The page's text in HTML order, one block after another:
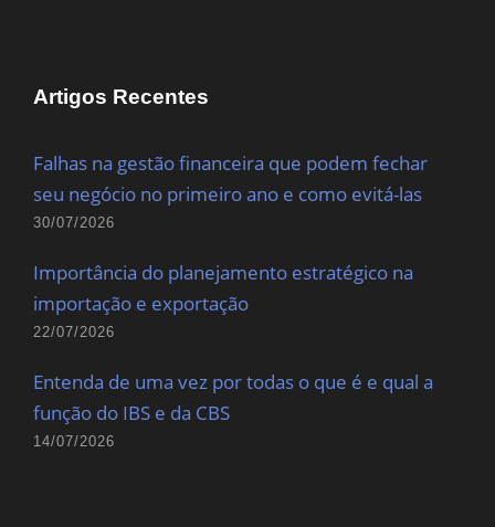
Artigos Recentes
Falhas na gestão financeira que podem fechar
seu negócio no primeiro ano e como evitá-las
30/07/2026
Importância do planejamento estratégico na
importação e exportação
22/07/2026
Entenda de uma vez por todas o que é e qual a
função do IBS e da CBS
14/07/2026